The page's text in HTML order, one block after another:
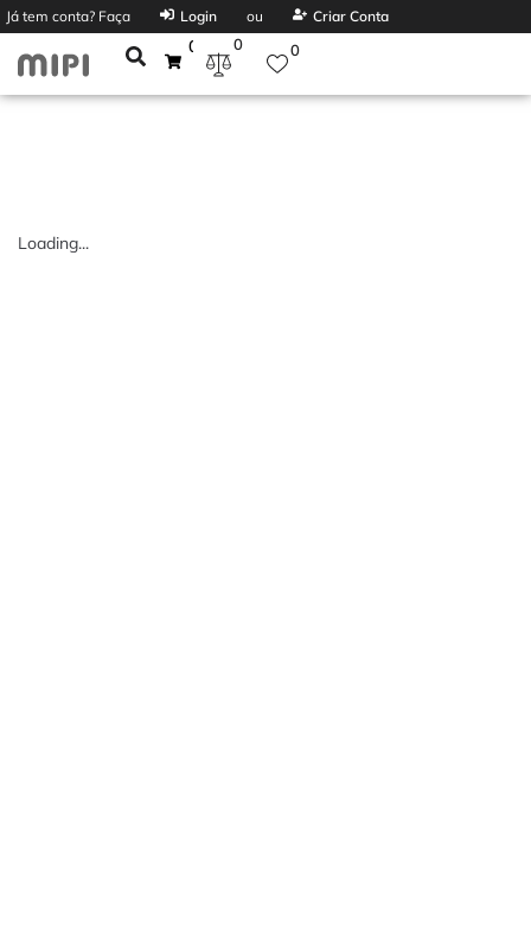
Já tem conta? Faça Login ou Criar Conta
0 0 0
Loading...